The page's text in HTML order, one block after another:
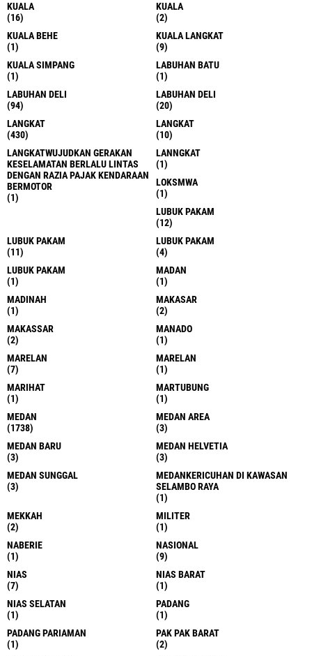
KUALA
(16)
KUALA
(2)
KUALA BEHE
(1)
KUALA LANGKAT
(9)
KUALA SIMPANG
(1)
LABUHAN BATU
(1)
LABUHAN DELI
(94)
LABUHAN DELI
(20)
LANGKAT
(430)
LANGKAT
(10)
LANGKATWUJUDKAN GERAKAN
KESELAMATAN BERLALU LINTAS
DENGAN RAZIA PAJAK KENDARAAN
BERMOTOR
(1)
LANNGKAT
(1)
LOKSMWA
(1)
LUBUK PAKAM
(12)
LUBUK PAKAM
(11)
LUBUK PAKAM
(4)
LUBUK PAKAM
(1)
MADAN
(1)
MADINAH
(1)
MAKASAR
(2)
MAKASSAR
(2)
MANADO
(1)
MARELAN
(7)
MARELAN
(1)
MARIHAT
(1)
MARTUBUNG
(1)
MEDAN
(1738)
MEDAN AREA
(3)
MEDAN BARU
(3)
MEDAN HELVETIA
(3)
MEDAN SUNGGAL
(3)
MEDANKERICUHAN DI KAWASAN
SELAMBO RAYA
(1)
MEKKAH
(2)
MILITER
(1)
NABERIE
(1)
NASIONAL
(9)
NIAS
(7)
NIAS BARAT
(1)
NIAS SELATAN
(1)
PADANG
(1)
PADANG PARIAMAN
(1)
PAK PAK BARAT
(2)